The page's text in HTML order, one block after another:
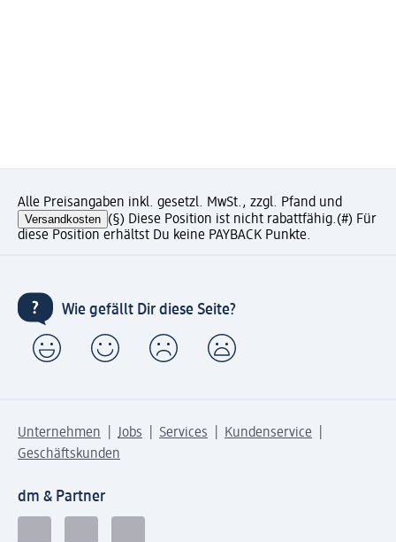
Alle Preisangaben inkl. gesetzl. MwSt., zzgl. Pfand und
Versandkosten (§) Diese Position ist nicht rabattfähig.(#) Für
diese Position erhältst Du keine PAYBACK Punkte.
Wie gefällt Dir diese Seite?
Unternehmen Jobs Services
Kundenservice
Geschäftskunden
dm & Partner